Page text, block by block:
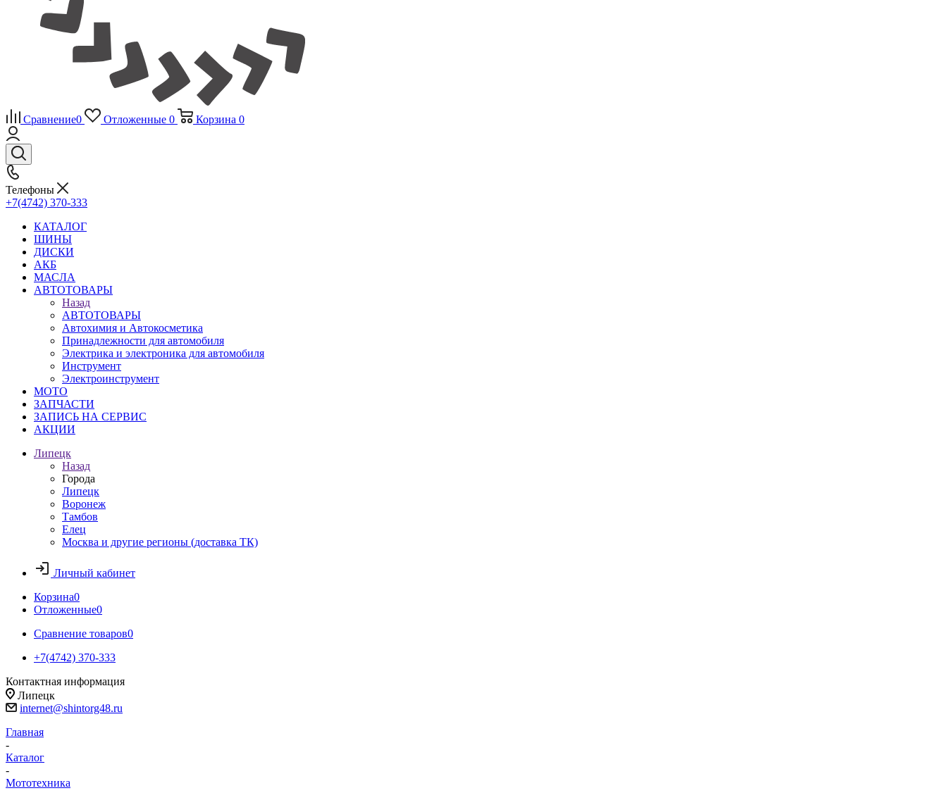
Сравнение0 Отложенные 0 Корзина 0
Телефоны
+7(4742) 370-333
КАТАЛОГ
ШИНЫ
ДИСКИ
АКБ
МАСЛА
АВТОТОВАРЫ
Назад
АВТОТОВАРЫ
Автохимия и Автокосметика
Принадлежности для автомобиля
Электрика и электроника для автомобиля
Инструмент
Электроинструмент
МОТО
ЗАПЧАСТИ
ЗАПИСЬ НА СЕРВИС
АКЦИИ
Липецк
Назад
Города
Липецк
Воронеж
Тамбов
Елец
Москва и другие регионы (доставка ТК)
Личный кабинет
Корзина0
Отложенные0
Сравнение товаров0
+7(4742) 370-333
Контактная информация
Липецк
internet@shintorg48.ru
Главная
-
Каталог
-
Мототехника